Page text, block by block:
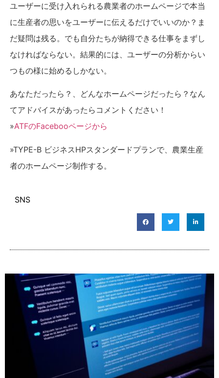
ユーザーに受け入れられる農業者のホームページで本当
に生産者の思いをユーザーに伝えるだけでいいのか？ま
だ疑問は残る。でも自分たちが納得できる仕事をまずし
なければならない。結果的には、ユーザーの分析からい
つもの様に始めるしかない。
あなただったら？、どんなホームページだったら？なん
てアドバイスがあったらコメントください！
»ATFのFacebooページから
»TYPE-B ビジネスHPスタンダードプランで、農業生産
者のホームページ制作する。
SNS